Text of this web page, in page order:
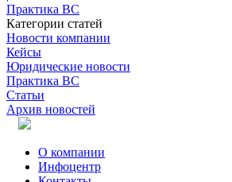
Практика ВС
Категории статей
Новости компании
Кейсы
Юридические новости
Практика ВС
Статьи
Архив новостей
О компании
Инфоцентр